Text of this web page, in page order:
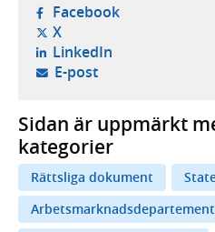
Facebook- öppnas i ny
X- öppnas i ny flik,
LinkedIn- öppnas i ny
E-post- öppnar din e-
Sidan är uppmärkt
kategorier
Rättsliga dokument